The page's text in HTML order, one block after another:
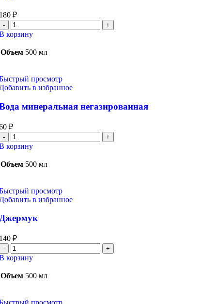
₽
Количество
товара
Адреналин
корзину
Объем 500 мл
просмотр
в избранное
минеральная негазированная
₽
Количество
товара
Вода
минеральная
корзину
Объем 500 мл
просмотр
в избранное
₽
Количество
товара
Джермук
корзину
Объем 500 мл
просмотр